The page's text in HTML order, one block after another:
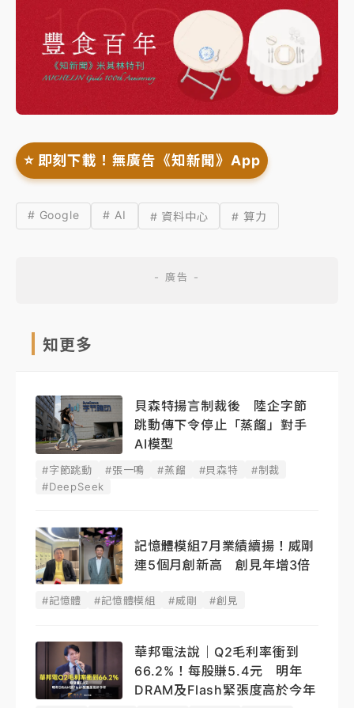
⭐️ 即刻下載！無廣告《知新聞》App
# Google # AI # 資料中心 # 算力
知更多
貝森特揚言制裁後 陸企字節
跳動傳下令停止「蒸餾」對手
AI模型
#字節跳動 #張一鳴 #蒸餾 #貝森特
#制裁
#DeepSeek
記憶體模組7月業績續揚！威剛
連5個月創新高 創見年增3倍
#記憶體 #記憶體模組 #威剛 #創見
華邦電法說｜Q2毛利率衝到
66.2%！每股賺5.4元 明年
DRAM及Flash緊張度高於今年